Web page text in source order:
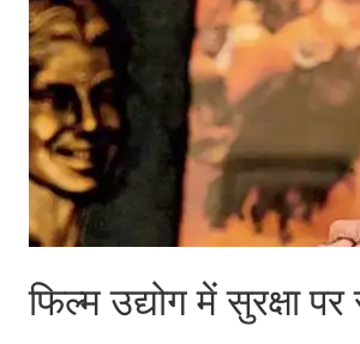
फिल्म उद्योग में सुरक्षा